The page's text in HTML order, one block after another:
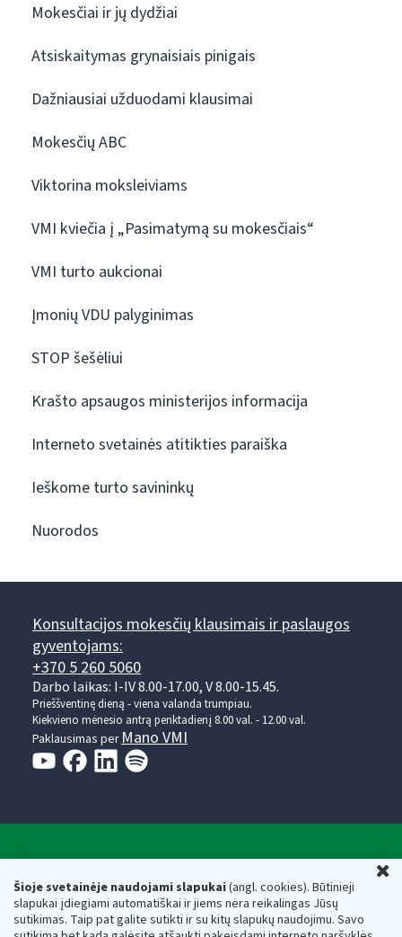
Šioje svetainėje naudojami slapukai(angl. cookies). Būtinieji
slapukai įdiegiami automatiškai ir jiems nėra reikalingas Jūsų
sutikimas. Taip pat galite sutikti ir su kitų slapukų naudojimu. Savo
Mokesčiai ir jų dydžiai
Atsiskaitymas grynaisiais pinigais
Dažniausiai užduodami klausimai
Mokesčių ABC
Viktorina moksleiviams
VMI kviečia į „Pasimatymą su mokesčiais“
VMI turto aukcionai
Įmonių VDU palyginimas
STOP šešėliui
Krašto apsaugos ministerijos informacija
Interneto svetainės atitikties paraiška
Ieškome turto savininkų
Nuorodos
Konsultacijos mokesčių klausimais ir paslaugos
gyventojams:
+370 5 260 5060
Darbo laikas: I-IV 8.00-17.00, V 8.00-15.45.
Prieššventinę dieną - viena valanda trumpiau.
Kiekvieno mėnesio antrą penktadienį 8.00 val. - 12.00 val.
Paklausimas per Mano VMI
Respublikos finansų ministerijos
Biudžetinė įstaiga. Juridinio asmens kodas — 188659752,
adresas: Vasario 16-osios g. 14, 01107 Vilnius, Lietuva, el.paštas: